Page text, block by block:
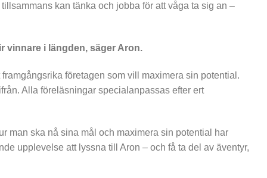
kan tänka och jobba för att våga ta sig an –
vinnare i längden, säger Aron.
företagen som vill maximera sin potential.
Alla föreläsningar specialanpassas efter ert
man ska nå sina mål och maximera sin potential har
upplevelse att lyssna till Aron – och få ta del av äventyr,